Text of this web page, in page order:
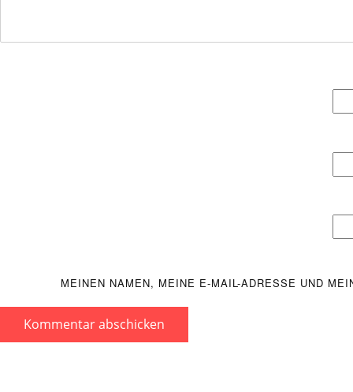
MEINEN NAMEN, MEINE E-MAIL-ADRESSE UND
Kommentar abschicken